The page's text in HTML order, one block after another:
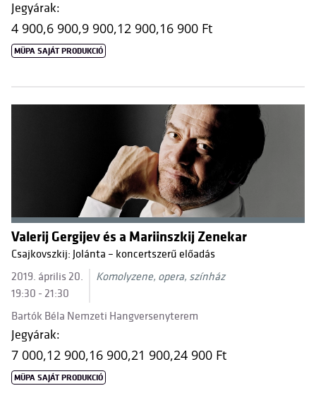
Jegyárak:
4 900,6 900,9 900,12 900,16 900 Ft
MÜPA SAJÁT PRODUKCIÓ
Valerij Gergijev és a Mariinszkij Zenekar
Csajkovszkij: Jolánta – koncertszerű előadás
2019. április 20.
19:30 - 21:30
Komolyzene, opera, színház
Bartók Béla Nemzeti Hangversenyterem
Jegyárak:
7 000,12 900,16 900,21 900,24 900 Ft
MÜPA SAJÁT PRODUKCIÓ